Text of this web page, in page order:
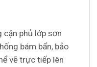
cận phủ lớp sơn
bám bẩn, bảo
vẽ trực tiếp lên